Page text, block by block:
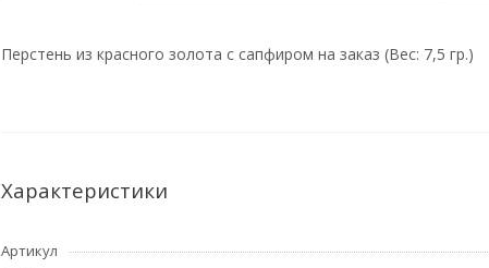
Перстень из красного золота с сапфиром на заказ (Вес: 7,5 гр.)
Характеристики
Артикул